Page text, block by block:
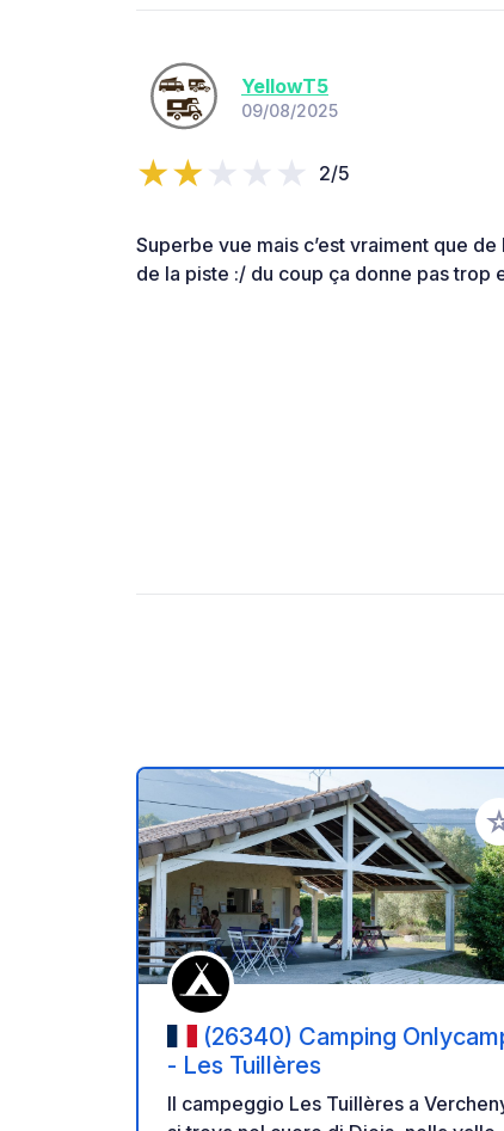
YellowT5
09/08/2025
2/5
Superbe vue mais c’est vraiment que
de la piste :/ du coup ça donne pas trop
(26340) Camping
- Les Tuillères
Il campeggio Les Tuillères a